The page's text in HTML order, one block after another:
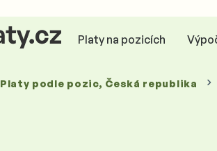
Platy na pozicích
Platy podle pozic, Česká republika